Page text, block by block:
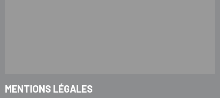
MENTIONS LÉGALES